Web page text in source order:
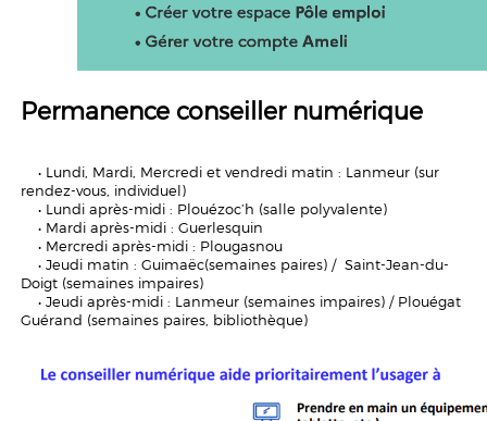
Permanence conseiller numérique
• Lundi, Mardi, Mercredi et vendredi matin : Lanmeur (sur
rendez-vous, individuel)
• Lundi après-midi : Plouézoc’h (salle polyvalente)
• Mardi après-midi : Guerlesquin
• Mercredi après-midi : Plougasnou
• Jeudi matin : Guimaëc(semaines paires) / Saint-Jean-du-
Doigt (semaines impaires)
• Jeudi après-midi : Lanmeur (semaines impaires) / Plouégat
Guérand (semaines paires, bibliothèque)